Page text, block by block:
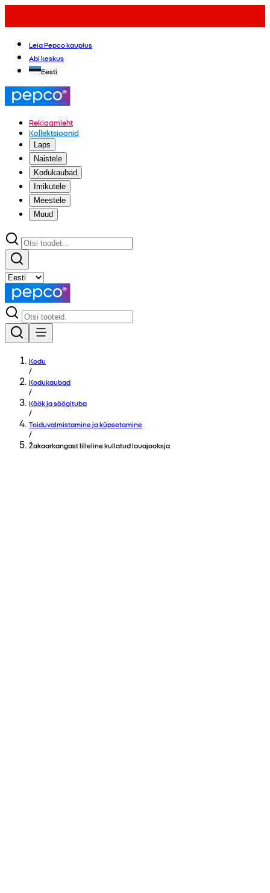
Leia Pepco kauplus
Abi keskus
Eesti
Reklaamleht
Kollektsioonid
Laps
Naistele
Kodukaubad
Imikutele
Meestele
Muud
Kodu
/
Kodukaubad
/
Köök ja söögituba
/
Toiduvalmistamine ja küpsetamine
/
Žakaarkangast lilleline kullatud lauajooksja